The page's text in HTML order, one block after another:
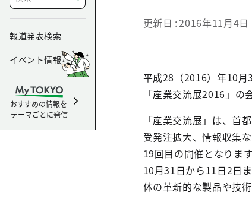
報道発表検索
イベント情報
おすすめの情報を
テーマごとに発信
更新日 2016年11月4日
平成28（2016）年10月
「産業交流展2016」
「産業交流展」は、首
受発注拡大、情報収集
19回目の開催となります
10月31日から11日2日
体の革新的な製品や技術